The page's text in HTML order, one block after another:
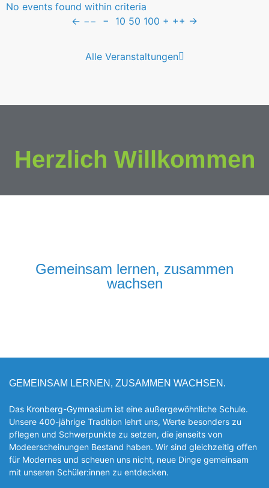
No events found within criteria
← −− − 10 50 100 + ++ →
Alle Veranstaltungen
Herzlich Willkommen
Gemeinsam lernen, zusammen
wachsen
GEMEINSAM LERNEN, ZUSAMMEN WACHSEN.
Das Kronberg-Gymnasium ist eine außergewöhnliche Schule.
Unsere 400-jährige Tradition lehrt uns, Werte besonders zu
pflegen und Schwerpunkte zu setzen, die jen­seits von
Modeerscheinungen Be­stand haben. Wir sind gleichzeitig offen
für Modernes und scheuen uns nicht, neue Dinge gemeinsam
mit unseren Schüler:innen zu entde­cken.